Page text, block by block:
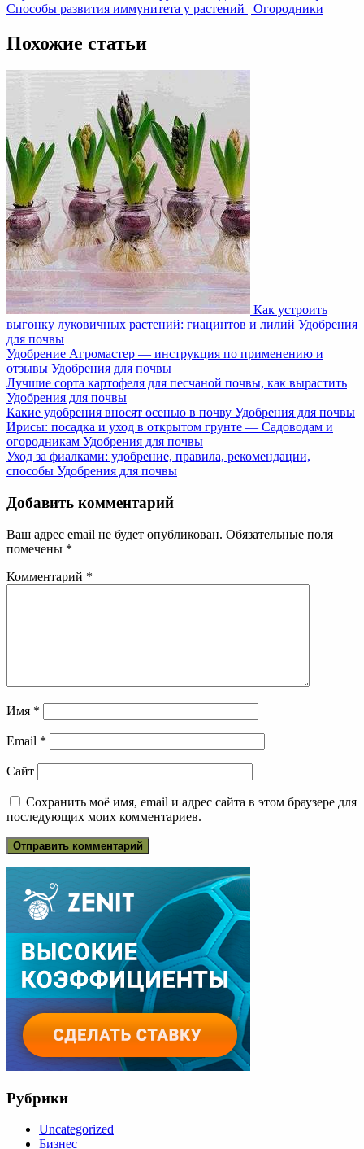
по
записям
Post:
Next
Способы развития иммунитета у растений | Огородники
Похожие статьи
Как устроить
выгонку луковичных растений: гиацинтов и лилий Удобрения
для почвы
Удобрение Агромастер — инструкция по применению и
отзывы Удобрения для почвы
Лучшие сорта картофеля для песчаной почвы, как вырастить
Удобрения для почвы
Какие удобрения вносят осенью в почву Удобрения для почвы
Ирисы: посадка и уход в открытом грунте — Садоводам и
огородникам Удобрения для почвы
Уход за фиалками: удобрение, правила, рекомендации,
способы Удобрения для почвы
Добавить комментарий
Ваш адрес email не будет опубликован. Обязательные поля
помечены *
Комментарий *
Имя *
Email *
Сайт
Сохранить моё имя, email и адрес сайта в этом браузере для
последующих моих комментариев.
Рубрики
Uncategorized
Бизнес